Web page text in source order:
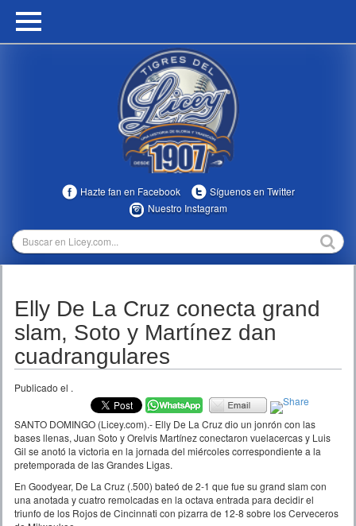
HOME
MULTIMEDIA
TEMPORADAS
Hazte fan en Facebook
Síguenos en Twitter
Nuestro Instagram
Elly De La Cruz conecta grand
slam, Soto y Martínez dan
cuadrangulares
Publicado el .
SANTO DOMINGO (Licey.com).- Elly De La Cruz dio un jonrón con las
bases llenas, Juan Soto y Orelvis Martínez conectaron vuelacercas y Luis
Gil se anotó la victoria en la jornada del miércoles correspondiente a la
pretemporada de las Grandes Ligas.
En Goodyear, De La Cruz (.500) bateó de 2-1 que fue su grand slam con
una anotada y cuatro remolcadas en la octava entrada para decidir el
triunfo de los Rojos de Cincinnati con pizarra de 12-8 sobre los Cerveceros